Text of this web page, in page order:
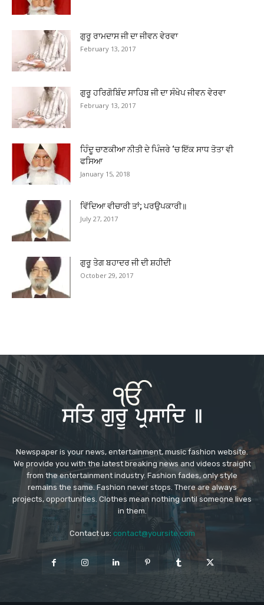
ਗੁਰੂ ਰਾਮਦਾਸ ਜੀ ਦਾ ਜੀਵਨ ਵੇਰਵਾ
February 13, 2017
ਗੁਰੂ ਹਰਿਗੋਬਿੰਦ ਸਾਹਿਬ ਜੀ ਦਾ ਸੰਖੇਪ ਜੀਵਨ ਵੇਰਵਾ
February 13, 2017
ਹਿੰਦੂ ਚਾਣਕੀਆ ਨੀਤੀ ਦੇ ਪਿੰਜਰੇ ‘ਚ ਇੱਕ ਸਾਧ ਤੋਤਾ ਵੀ
ਫਸਿਆ
January 15, 2018
ਵਿੱਦਿਆ ਵੀਚਾਰੀ ਤਾਂ; ਪਰਉਪਕਾਰੀ॥
July 27, 2017
ਗੁਰੂ ਤੇਗ ਬਹਾਦਰ ਜੀ ਦੀ ਸ਼ਹੀਦੀ
October 29, 2017
Newspaper is your news, entertainment, music fashion website.
We provide you with the latest breaking news and videos straight
from the entertainment industry. Fashion fades, only style
remains the same. Fashion never stops. There are always
projects, opportunities. Clothes mean nothing until someone lives
in them.
Contact us: contact@yoursite.com